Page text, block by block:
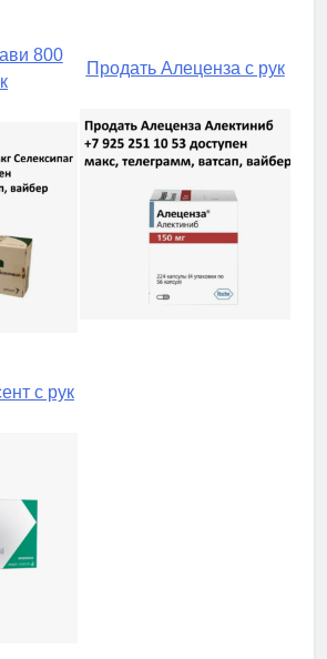
800
Продать Алеценза с рук
с рук